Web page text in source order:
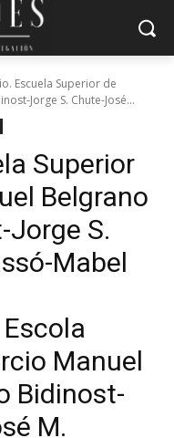
Escuela Superior de
Jorge S. Chute-José...
Superior
Belgrano
Jorge S.
Mabel
Manuel
Bidinost-
M.